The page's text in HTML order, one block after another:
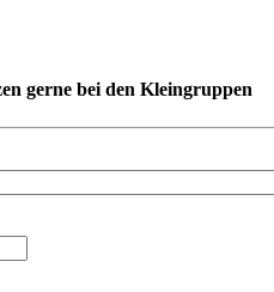
gerne bei den Kleingruppen